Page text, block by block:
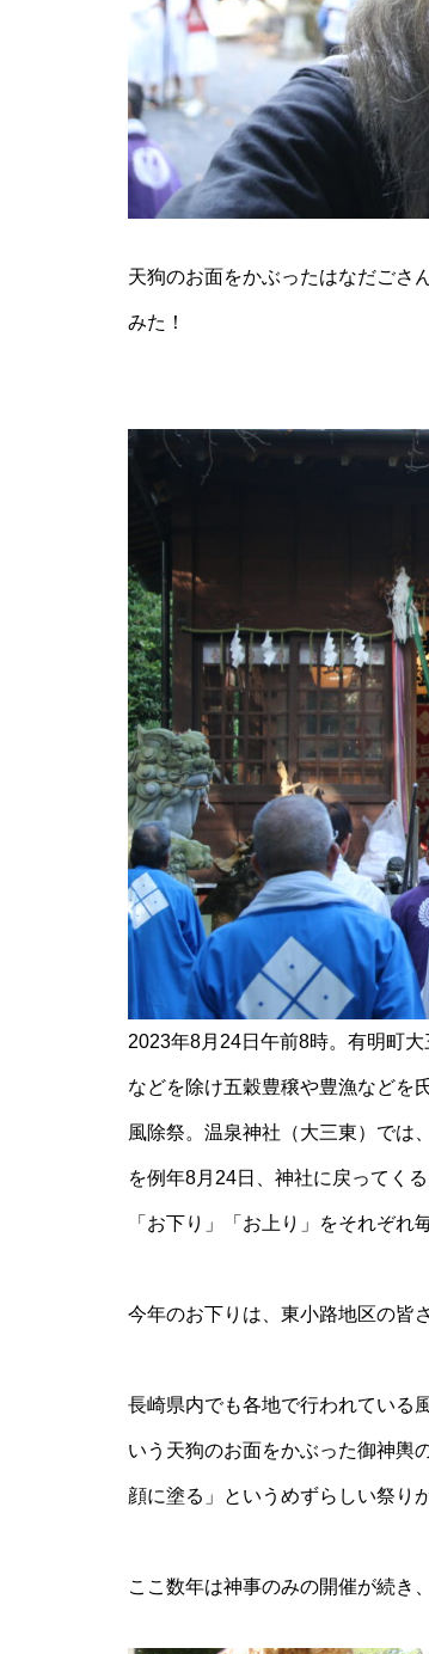
うどいい距離感
し」
推し氷を巡る、
回 島原半島推し
氷2025】
【NEW OPEN
原店
La Vierie（ラヴ
しまのスポンサ
【NEW OPEN】
【NEW OPEN】
天狗のお面をかぶったはなだごさ
みた！
2023年8月24日午前8時。有明町
などを除け五穀豊穣や豊漁などを
風除祭。温泉神社（大三東）では
を例年8月24日、神社に戻ってく
「お下り」「お上り」をそれぞれ
今年のお下りは、東小路地区の皆
長崎県内でも各地で行われている
いう天狗のお面をかぶった御神輿
顔に塗る」というめずらしい祭り
ここ数年は神事のみの開催が続き